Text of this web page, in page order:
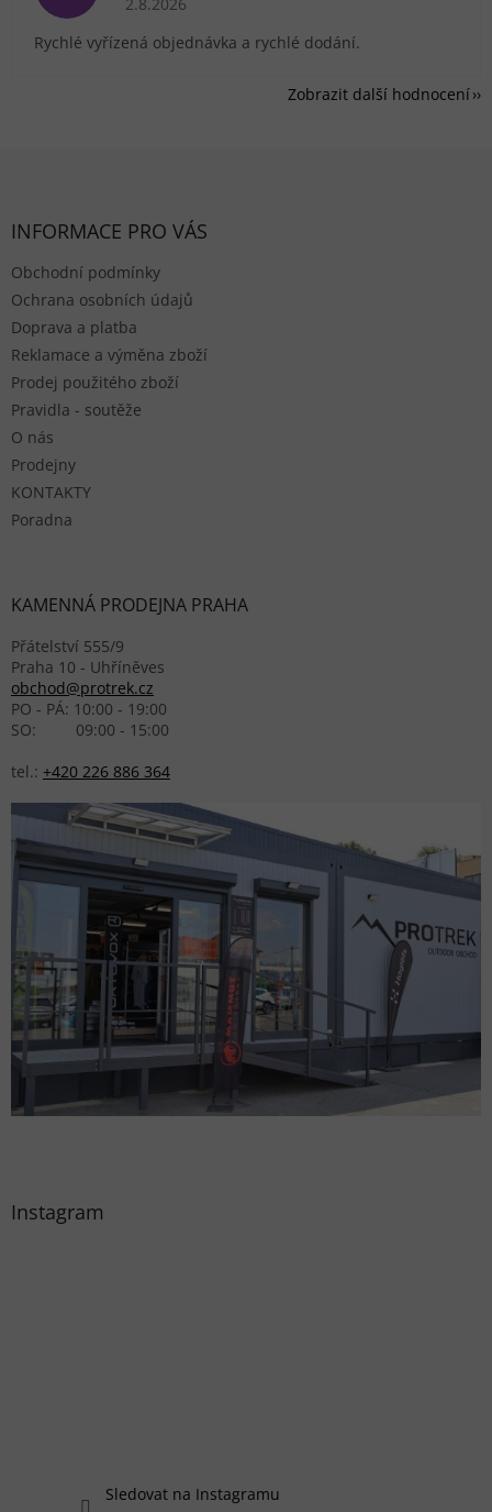
Rychlé vyřízená objednávka a rychlé dodání.
Zobrazit další hodnocení
INFORMACE PRO VÁS
Obchodní podmínky
Ochrana osobních údajů
Doprava a platba
Reklamace a výměna zboží
Prodej použitého zboží
Pravidla - soutěže
O nás
Prodejny
KONTAKTY
Poradna
KAMENNÁ PRODEJNA PRAHA
Přátelství 555/9
Praha 10 - Uhříněves
obchod@protrek.cz
PO - PÁ: 10:00 - 19:00
SO: 09:00 - 15:00
tel.: +420 226 886 364
Instagram
Sledovat na Instagramu